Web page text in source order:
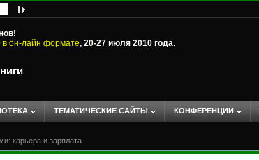
в он-лайн формате, 20-27 июля 2010 года.
ТЕМАТИЧЕСКИЕ САЙТЫ КОНФЕРЕНЦИИ
карьера и зарплата